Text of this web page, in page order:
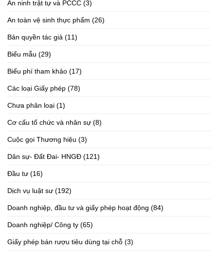
An ninh trật tự và PCCC (3)
An toàn vệ sinh thực phẩm (26)
Bản quyền tác giả (11)
Biểu mẫu (29)
Biểu phí tham khảo (17)
Các loại Giấy phép (78)
Chưa phân loại (1)
Cơ cấu tổ chức và nhân sự (8)
Cuộc gọi Thương hiệu (3)
Dân sự- Đất Đai- HNGĐ (121)
Đầu tư (16)
Dịch vụ luật sư (192)
Doanh nghiệp, đầu tư và giấy phép hoạt động (84)
Doanh nghiệp/ Công ty (65)
Giấy phép bán rượu tiêu dùng tại chỗ (3)